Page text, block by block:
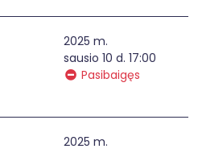
2025 m.
sausio 10 d. 17:00
Pasibaigęs
2025 m.